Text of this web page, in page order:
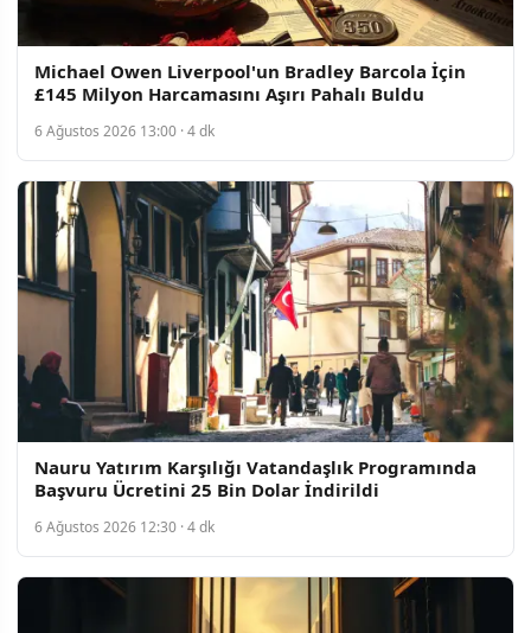
Michael Owen Liverpool'un Bradley Barcola İçin
£145 Milyon Harcamasını Aşırı Pahalı Buldu
6 Ağustos 2026 13:00 · 4 dk
Nauru Yatırım Karşılığı Vatandaşlık Programında
Başvuru Ücretini 25 Bin Dolar İndirildi
6 Ağustos 2026 12:30 · 4 dk